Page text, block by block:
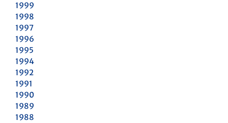
1999
1998
1997
1996
1995
1994
1992
1991
1990
1989
1988